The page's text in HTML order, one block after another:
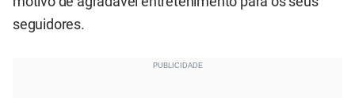
seguidores.